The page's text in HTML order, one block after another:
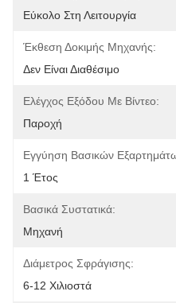
Εύκολο Στη Λειτουργία
Έκθεση Δοκιμής Μηχανής:
Δεν Είναι Διαθέσιμο
Ελέγχος Εξόδου Με Βίντεο:
Παροχή
Εγγύηση Βασικών
1 Έτος
Βασικά Συστατικά:
Μηχανή
Διάμετρος Σφράγισης:
6-12 Χιλιοστά